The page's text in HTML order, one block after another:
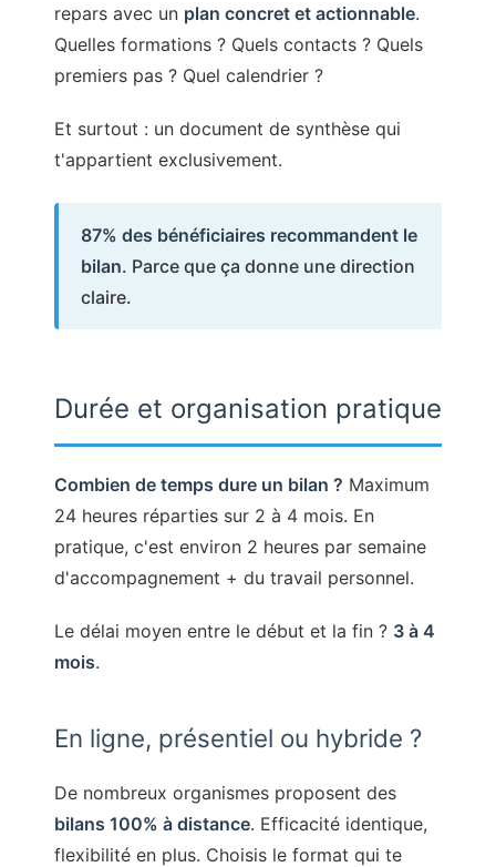
repars avec un plan concret et actionnable.
Quelles formations ? Quels contacts ? Quels
premiers pas ? Quel calendrier ?
Et surtout : un document de synthèse qui
t'appartient exclusivement.
87% des bénéficiaires recommandent le
bilan. Parce que ça donne une direction
claire.
Durée et organisation pratique
Combien de temps dure un bilan ? Maximum
24 heures réparties sur 2 à 4 mois. En
pratique, c'est environ 2 heures par semaine
d'accompagnement + du travail personnel.
Le délai moyen entre le début et la fin ? 3 à 4
mois.
En ligne, présentiel ou hybride ?
De nombreux organismes proposent des
bilans 100% à distance. Efficacité identique,
flexibilité en plus. Choisis le format qui te